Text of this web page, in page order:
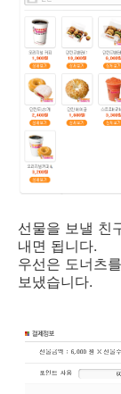
선물을 보낼 친
내면 됩니다.
우선은 도너츠
보냈습니다.